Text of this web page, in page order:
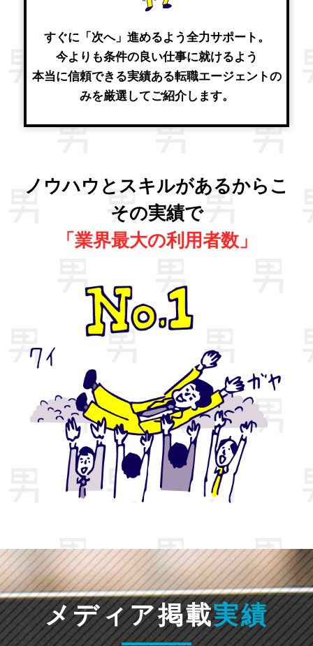
すぐに「次へ」進めるよう全力サポート。
今よりも条件の良い仕事に就けるよう
本当に信頼できる実績ある転職エージェントの
みを厳選してご紹介します。
ノウハウとスキルがあるからこ
その実績で
「業界最大の利用者数」
メディア掲載実績